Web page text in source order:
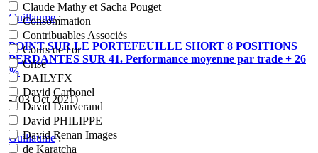
Claude Mathy et Sacha Pouget
Consommation
Contribuables Associés
Cours de l or
Crise
DAILYFX
David Carbonel
David Danverand
David PHILIPPE
David Renan Images
de Karatcha
Guillaume:
POINT SUR LE PORTEFEUILLE SHORT 8 POSITIONS
PERDANTES SUR 41. Performance moyenne par trade + 26
%
- (03 Oct 2021)
Guillaume: